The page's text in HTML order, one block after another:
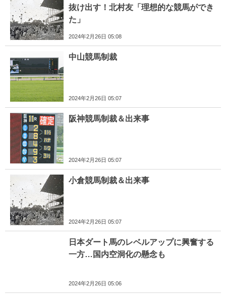
抜け出す！北村友「理想的な競馬ができ
た」
2024年2月26日 05:08
中山競馬制裁
2024年2月26日 05:07
阪神競馬制裁＆出来事
2024年2月26日 05:07
小倉競馬制裁＆出来事
2024年2月26日 05:07
日本ダート馬のレベルアップに興奮する
一方…国内空洞化の懸念も
2024年2月26日 05:06